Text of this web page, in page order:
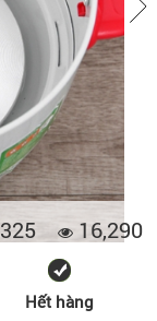
325 16,290
Hết hàng